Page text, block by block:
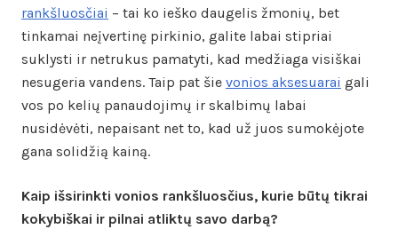
rankšluosčiai – tai ko ieško daugelis žmonių, bet
tinkamai neįvertinę pirkinio, galite labai stipriai
suklysti ir netrukus pamatyti, kad medžiaga visiškai
nesugeria vandens. Taip pat šie vonios aksesuarai gali
vos po kelių panaudojimų ir skalbimų labai
nusidėvėti, nepaisant net to, kad už juos sumokėjote
gana solidžią kainą.
Kaip išsirinkti vonios rankšluosčius, kurie būtų tikrai
kokybiškai ir pilnai atliktų savo darbą?